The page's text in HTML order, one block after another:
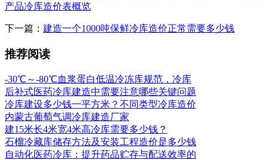
产品冷库造价表概览
下一篇： 建造一个1000吨保鲜冷库造价正常需要多少钱
推荐阅读
-30℃～-80℃血浆蛋白低温冷冻库规范，冷库
后补式医药冷库建造中需要注意哪些关键问题
冷库建设多少钱一平方米？不同类型冷库造价
内蒙古葡萄气调冷库建造厂家
建15米长4米宽4米高冷库需要多少钱？
石榴冷藏库储存方法及安装工程造价是多少钱
自动化医药冷库：提升药品贮存与配送效率的